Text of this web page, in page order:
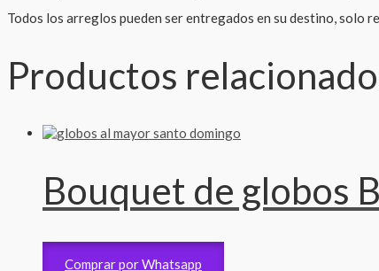
Todos los arreglos pueden ser entregados en su destino, solo
Productos
Bouquet de globos
Bouquet Gigante4,800RD$
Comprar por Whatsapp